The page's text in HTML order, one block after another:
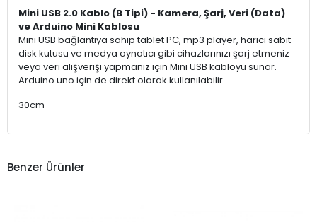
Mini USB 2.0 Kablo (B Tipi) - Kamera, Şarj, Veri (Data)
ve Arduino Mini Kablosu
Mini USB bağlantıya sahip tablet PC, mp3 player, harici sabit
disk kutusu ve medya oynatıcı gibi cihazlarınızı şarj etmeniz
veya veri alışverişi yapmanız için Mini USB kabloyu sunar.
Arduino uno için de direkt olarak kullanılabilir.
30cm
Benzer Ürünler